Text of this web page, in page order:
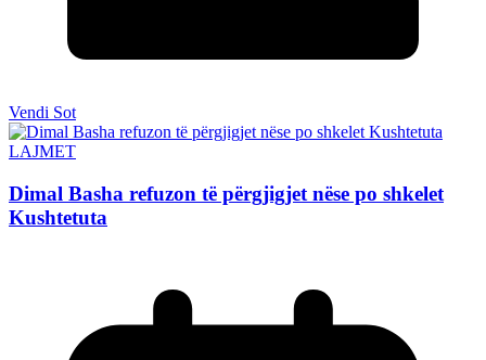
Vendi Sot
LAJMET
Dimal Basha refuzon të përgjigjet nëse po shkelet
Kushtetuta